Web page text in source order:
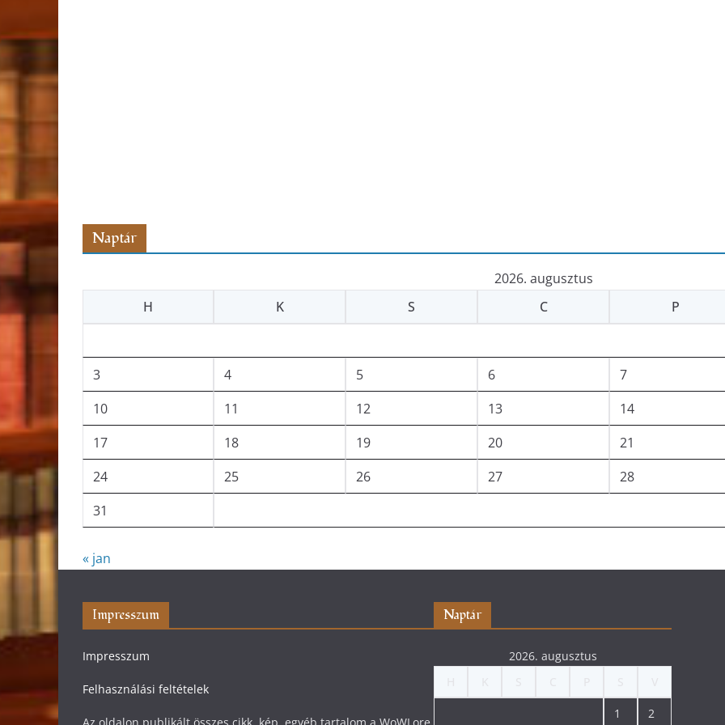
Naptár
2026. augusztus
H
K S C P
3
4 5 6 7
10
11 12 13 14
17
18 19 20 21
24
25 26 27 28
31
« jan
Impresszum
Impresszum
Felhasználási feltételek
Naptár
2026. augusztus
1 2